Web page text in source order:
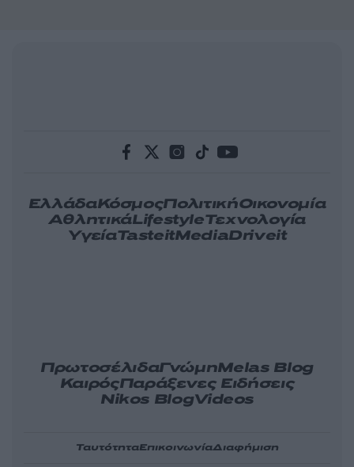
ΕλλάδαΚόσμοςΠολιτικήΟικονομία
ΑθλητικάLifestyleΤεχνολογία
ΥγείαTasteitMediaDriveit
ΠρωτοσέλιδαΓνώμηMelas Blog
ΚαιρόςΠαράξενες Ειδήσεις
Nikos BlogVideos
ΤαυτότηταΕπικοινωνίαΔιαφήμιση